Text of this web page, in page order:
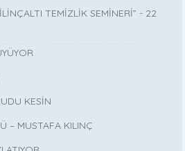
TEMİZLİK SEMİNERİ” - 22
KESİN
– MUSTAFA KILINÇ